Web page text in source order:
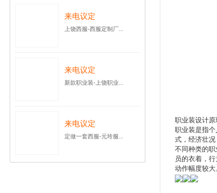
来电议定
上饶西服-西服定制厂...
来电议定
新款职业装-上饶职业...
来电议定
定做一套西服-元玲服...
职业装设计原
职业装是指
式，经济壮
不同种类的
员的衣着，
动作幅度较